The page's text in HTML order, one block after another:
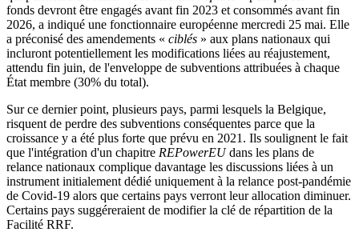
fonds devront être engagés avant fin 2023 et consommés avant fin
2026, a indiqué une fonctionnaire européenne mercredi 25 mai. Elle
a préconisé des amendements « ciblés » aux plans nationaux qui
incluront potentiellement les modifications liées au réajustement,
attendu fin juin, de l'enveloppe de subventions attribuées à chaque
État membre (30% du total).
Sur ce dernier point, plusieurs pays, parmi lesquels la Belgique,
risquent de perdre des subventions conséquentes parce que la
croissance y a été plus forte que prévu en 2021. Ils soulignent le fait
que l'intégration d'un chapitre REPowerEUdans les plans de
relance nationaux complique davantage les discussions liées à un
instrument initialement dédié uniquement à la relance post-pandémie
de Covid-19 alors que certains pays verront leur allocation diminuer.
Certains pays suggéreraient de modifier la clé de répartition de la
Facilité RRF.